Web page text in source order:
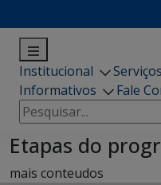
Institucional Serviços
Informativos
Fale
Pesquisar
por:
Etapas do
mais conteudos